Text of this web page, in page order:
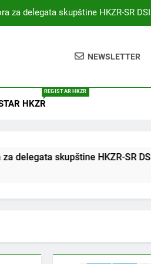
za delegata skupštine HKZR-SR DSI
s međunarodnim sudjelovanjem
NEWSLETTER
HKZR
REGISTAR HKZR
skupštine HKZR-SR DSI